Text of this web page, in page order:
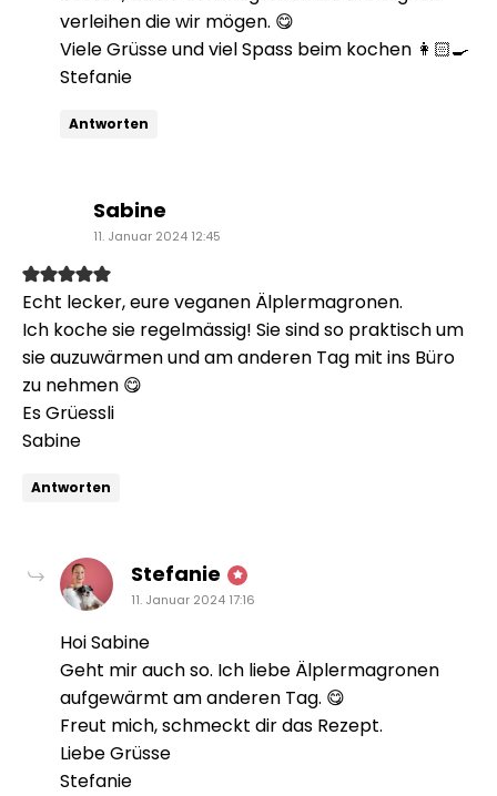
verleihen die wir mögen. 😋
Viele Grüsse und viel Spass beim kochen 👩🏻‍🍳
Stefanie
Antworten
Sabine
11. Januar 2024 12:45
Echt lecker, eure veganen Älplermagronen.
Ich koche sie regelmässig! Sie sind so praktisch um
sie auzuwärmen und am anderen Tag mit ins Büro
zu nehmen 😋
Es Grüessli
Sabine
Antworten
Stefanie sagt:
11. Januar 2024 17:16
Hoi Sabine
Geht mir auch so. Ich liebe Älplermagronen
aufgewärmt am anderen Tag. 😋
Freut mich, schmeckt dir das Rezept.
Liebe Grüsse
Stefanie